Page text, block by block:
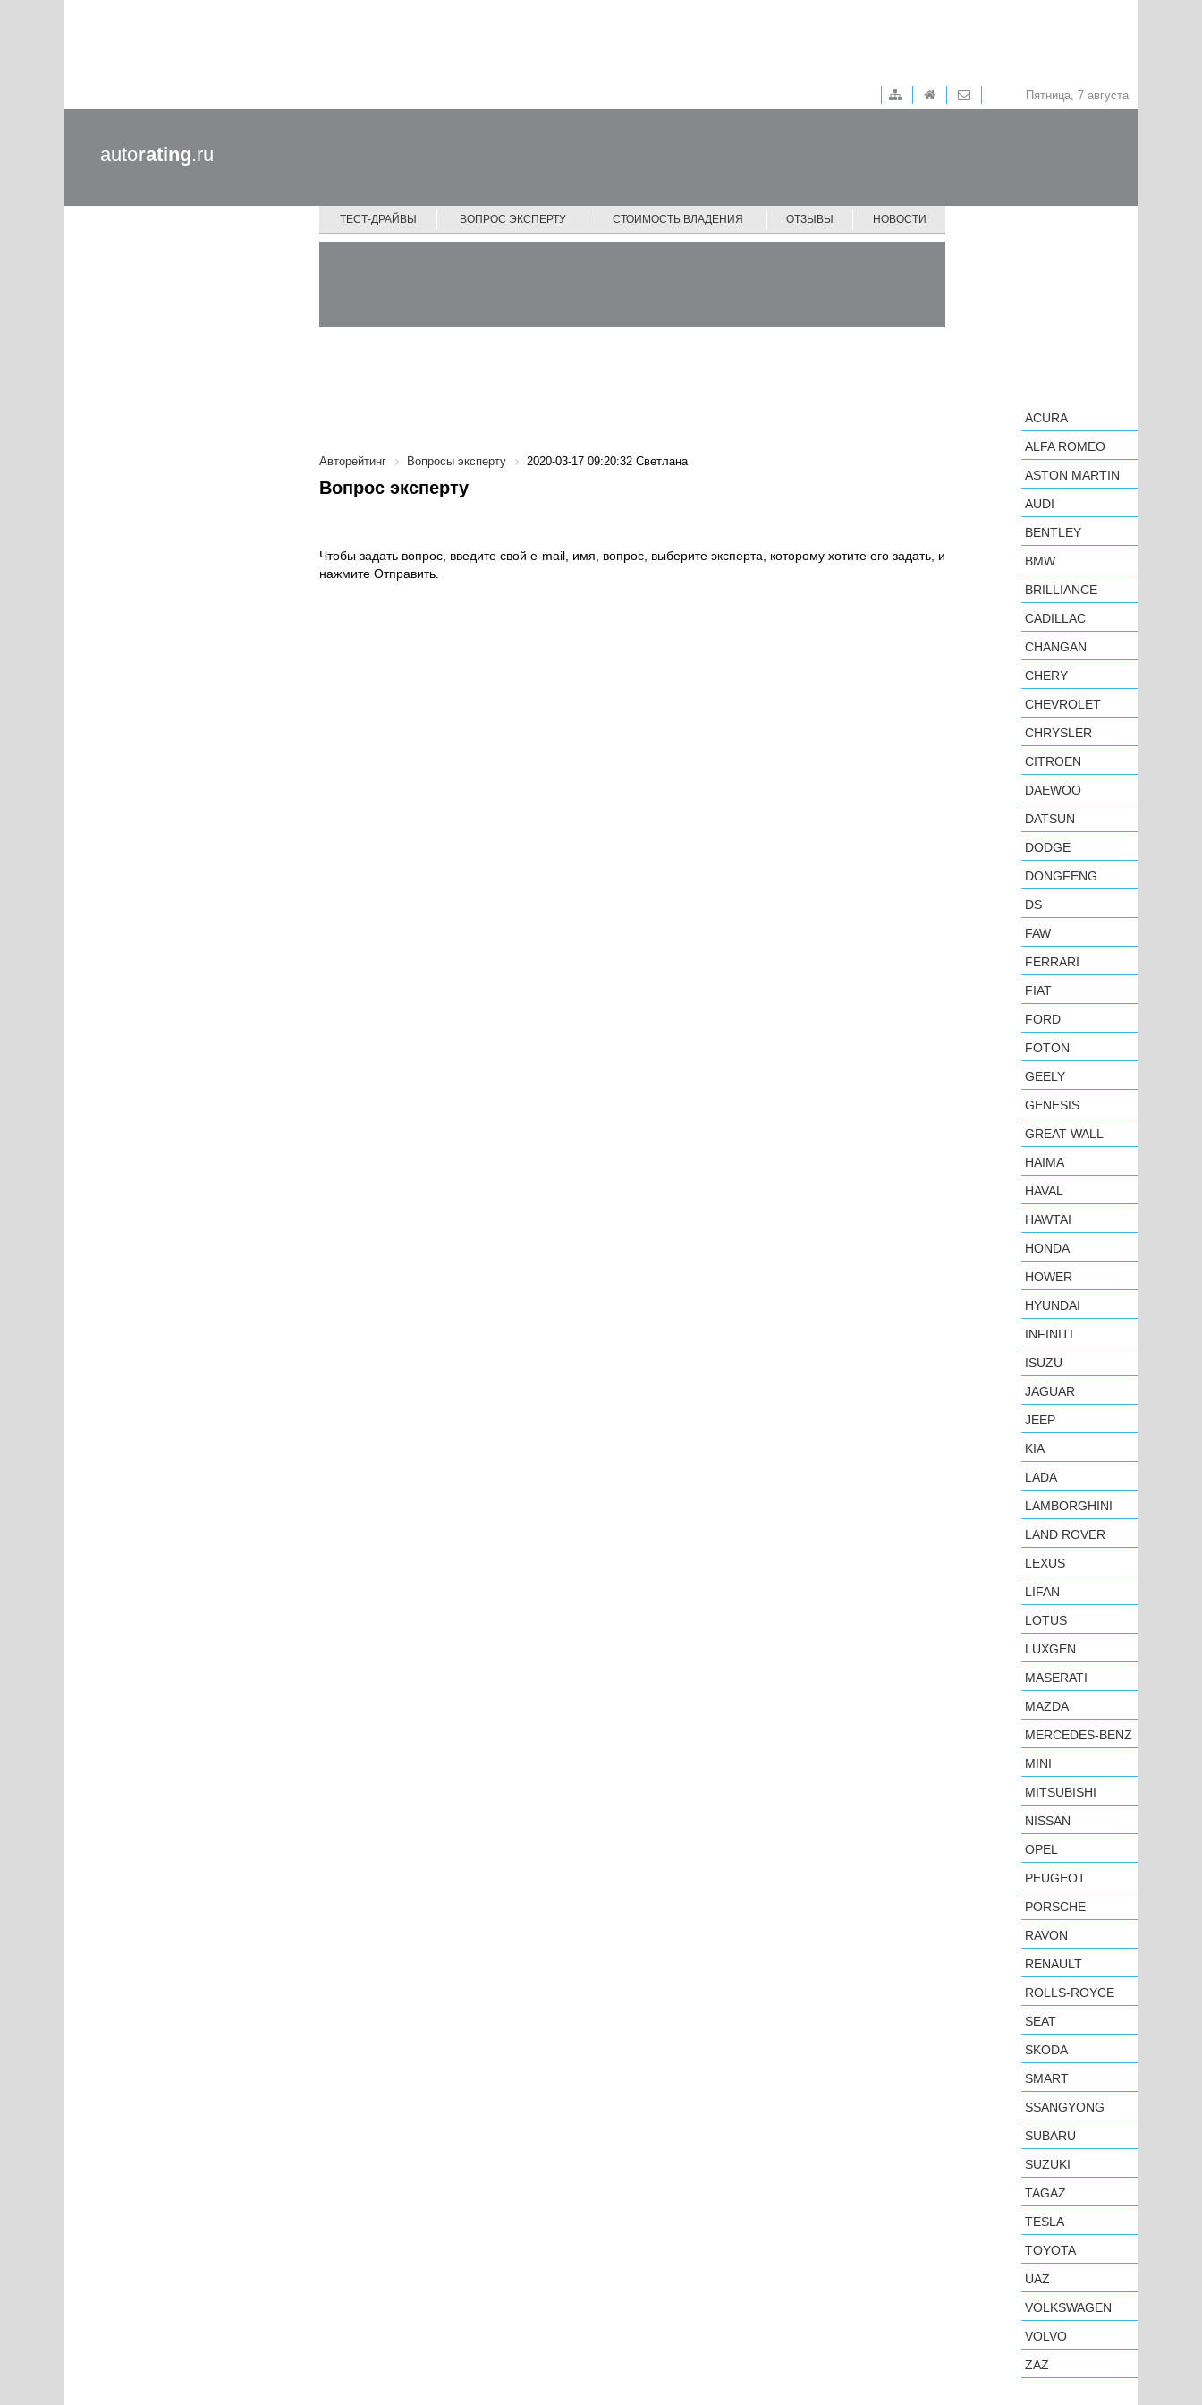
Пятница, 7 августа
autorating.ru
ТЕСТ-ДРАЙВЫ ВОПРОС ЭКСПЕРТУ СТОИМОСТЬ ВЛАДЕНИЯ ОТЗЫВЫ НОВОСТИ
Авторейтинг Вопросы эксперту 2020-03-17 09:20:32 Светлана
Вопрос эксперту
Чтобы задать вопрос, введите свой e-mail, имя, вопрос, выберите эксперта, которому хотите его задать, и
нажмите Отправить.
ACURA
ALFA ROMEO
ASTON MARTIN
AUDI
BENTLEY
BMW
BRILLIANCE
CADILLAC
CHANGAN
CHERY
CHEVROLET
CHRYSLER
CITROEN
DAEWOO
DATSUN
DODGE
DONGFENG
DS
FAW
FERRARI
FIAT
FORD
FOTON
GEELY
GENESIS
GREAT WALL
HAIMA
HAVAL
HAWTAI
HONDA
HOWER
HYUNDAI
INFINITI
ISUZU
JAGUAR
JEEP
KIA
LADA
LAMBORGHINI
LAND ROVER
LEXUS
LIFAN
LOTUS
LUXGEN
MASERATI
MAZDA
MERCEDES-BENZ
MINI
MITSUBISHI
NISSAN
OPEL
PEUGEOT
PORSCHE
RAVON
RENAULT
ROLLS-ROYCE
SEAT
SKODA
SMART
SSANGYONG
SUBARU
SUZUKI
TAGAZ
TESLA
TOYOTA
UAZ
VOLKSWAGEN
VOLVO
ZAZ